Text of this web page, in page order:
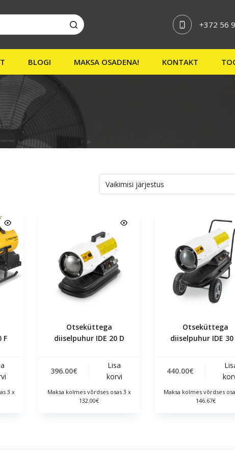
+372 56
BLOGI MAKSA OSADENA! KONTAKT
F
3 x
Otseküttega
diiselpuhur IDE 20 D
396.00€
Lisa
korvi
Maksa kolmes võrdses osas 3 x
132.00€
Otseküttega
diiselpuhur IDE 30
440.00€
Maksa kolmes võrdses
146.67€